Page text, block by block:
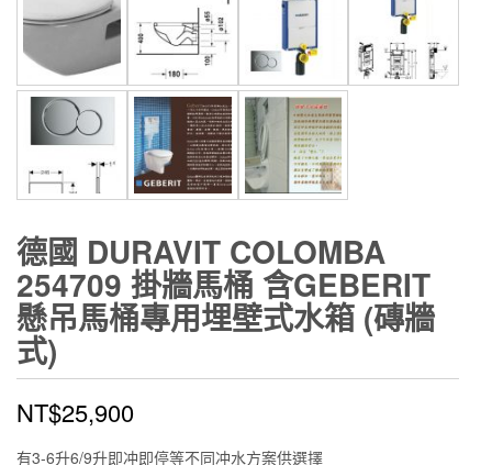
德國 DURAVIT COLOMBA
254709 掛牆馬桶 含GEBERIT
懸吊馬桶專用埋壁式水箱 (磚牆
式)
NT$25,900
有3-6升6/9升即冲即停等不同冲水方案供選擇